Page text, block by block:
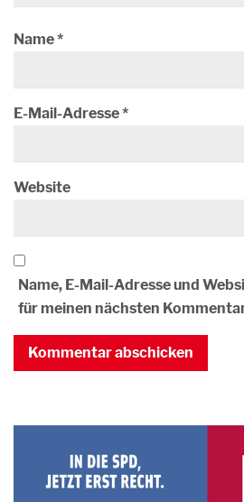
Name*
E-Mail-Adresse*
Website
Name, E-Mail-Adresse und
für meinen nächsten